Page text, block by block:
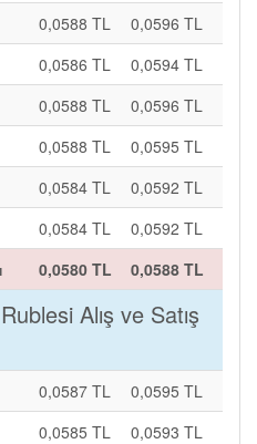
0,0588 TL
0,0596 TL
0,0586 TL
0,0594 TL
0,0588 TL
0,0596 TL
0,0588 TL
0,0595 TL
0,0584 TL
0,0592 TL
0,0584 TL 0,0592 TL
0,0580 TL 0,0588 TL
Alış ve Satış
0,0587 TL
0,0595 TL
0,0585 TL
0,0593 TL